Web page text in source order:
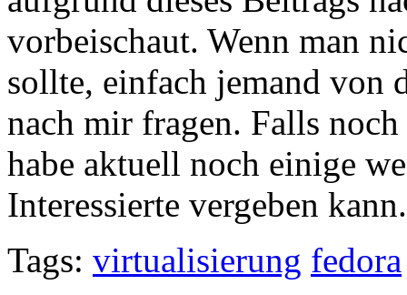
vorbeischaut. Wenn man
sollte, einfach jemand von
nach mir fragen. Falls
habe aktuell noch einige
Interessierte vergeben
Tags: virtualisierung fedora